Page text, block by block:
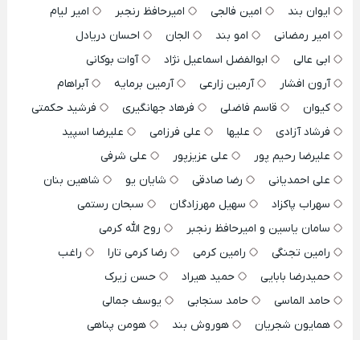
ایوان بند
امین فالجی امیرحافظ رنجبر
امیر لیام
امیر رمضانی
امو بند الجان
احسان دریادل
ابی عالی
ابوالفضل اسماعیل نژاد
آوات بوکانی
آرون افشار
آرمین زارعی آرمین برمایه
آبراهام
کیوان
قاسم فاضلی فرهاد جهانگیری
فرشید حکمتی
فرشاد آزادی
علیها علی فرزامی
علیرضا اسپید
علیرضا رحیم پور
علی عزیزپور
علی شرفی
علی احمدیانی
رضا صادقی شایان یو
شاهین بنان
سهراب پاکزاد
سهیل مهرزادگان
سبحان رستمی
سامان یاسین و امیرحافظ رنجبر
روح الله کرمی
رامین تجنگی
رامین کرمی رضا کرمی تارا
راغب
حمیدرضا بابایی
حمید هیراد
حسن زیرک
حامد الماسی
حامد سنجابی
یوسف جمالی
همایون شجریان
هوروش بند
هومن پناهی